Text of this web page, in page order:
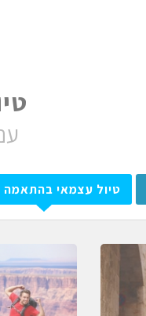
טיול עצמאי בהתאמה